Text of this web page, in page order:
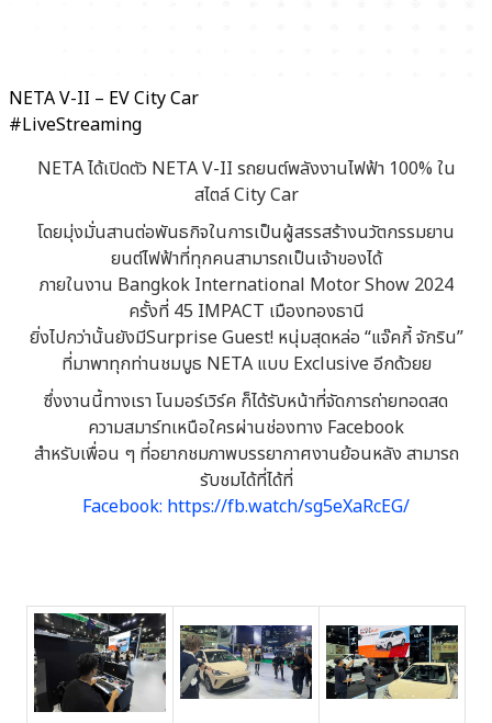
NETA V-II – EV City Car
#LiveStreaming
NETA ได้เปิดตัว NETA V-II รถยนต์พลังงานไฟฟ้า 100% ใน
สไตล์ City Car
โดยมุ่งมั่นสานต่อพันธกิจในการเป็นผู้สรรสร้างนวัตกรรมยาน
ยนต์ไฟฟ้าที่ทุกคนสามารถเป็นเจ้าของได้
ภายในงาน Bangkok International Motor Show 2024
ครั้งที่ 45 IMPACT เมืองทองธานี
ยิ่งไปกว่านั้นยังมีSurprise Guest! หนุ่มสุดหล่อ “แจ๊คกี้ จักริน”
ที่มาพาทุกท่านชมบูธ NETA แบบ Exclusive อีกด้วยย
ซึ่งงานนี้ทางเรา โนมอร์เวิร์ค ก็ได้รับหน้าที่จัดการถ่ายทอดสด
ความสมาร์ทเหนือใครผ่านช่องทาง Facebook
สำหรับเพื่อน ๆ ที่อยากชมภาพบรรยากาศงานย้อนหลัง สามารถ
รับชมได้ที่ได้ที่
Facebook: https://fb.watch/sg5eXaRcEG/